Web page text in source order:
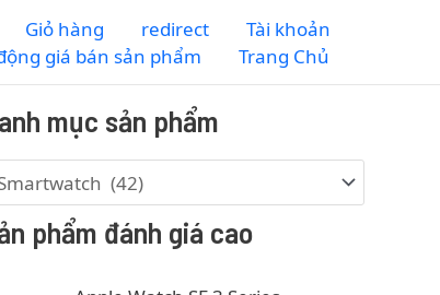
Giỏ hàng redirect
Tài khoản
giá bán sản phẩm Trang Chủ
mục sản phẩm
phẩm đánh giá cao